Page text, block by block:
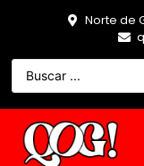
Norte de